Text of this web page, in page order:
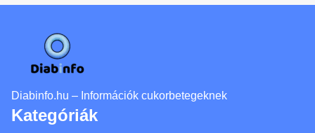
Diabinfo.hu – Információk cukorbetegeknek
Kategóriák